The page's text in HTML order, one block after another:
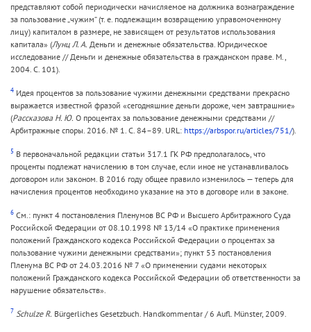
представляют собой периодически начисляемое на должника вознаграждение
за пользование „чужим“ (т. е. подлежащим возвращению управомоченному
лицу) капиталом в размере, не зависящем от результатов использования
капитала» (Лунц Л. А. Деньги и денежные обязательства. Юридическое
исследование // Деньги и денежные обязательства в гражданском праве. М.,
2004. С. 101).
4 Идея процентов за пользование чужими денежными средствами прекрасно
выражается известной фразой «сегодняшние деньги дороже, чем завтрашние»
(Рассказова Н. Ю. О процентах за пользование денежными средствами //
Арбитражные споры. 2016. № 1. С. 84–89. URL: https://arbspor.ru/articles/751/).
5 В первоначальной редакции статьи 317.1 ГК РФ предполагалось, что
проценты подлежат начислению в том случае, если иное не устанавливалось
договором или законом. В 2016 году общее правило изменилось — теперь для
начисления процентов необходимо указание на это в договоре или в законе.
6 См.: пункт 4 постановления Пленумов ВС РФ и Высшего Арбитражного Суда
Российской Федерации от 08.10.1998 № 13/14 «О практике применения
положений Гражданского кодекса Российской Федерации о процентах за
пользование чужими денежными средствами»; пункт 53 постановления
Пленума ВС РФ от 24.03.2016 № 7 «О применении судами некоторых
положений Гражданского кодекса Российской Федерации об ответственности за
нарушение обязательств».
7 Schulze R. Bürgerliches Gesetzbuch. Handkommentar / 6 Aufl. Münster, 2009.